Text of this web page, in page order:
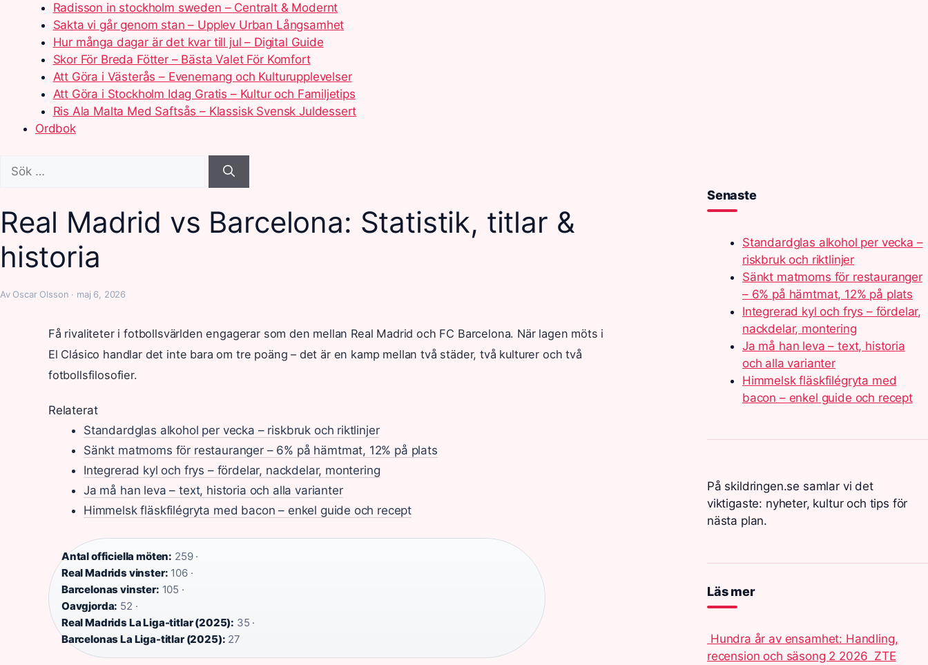
Radisson in stockholm sweden – Centralt & Modernt
Sakta vi går genom stan – Upplev Urban Långsamhet
Hur många dagar är det kvar till jul – Digital Guide
Skor För Breda Fötter – Bästa Valet För Komfort
Att Göra i Västerås – Evenemang och Kulturupplevelser
Att Göra i Stockholm Idag Gratis – Kultur och Familjetips
Ris Ala Malta Med Saftsås – Klassisk Svensk Juldessert
Ordbok
efter:
Real Madrid vs Barcelona: Statistik, titlar &
historia
Av Oscar Olsson · maj 6, 2026
Få rivaliteter i fotbollsvärlden engagerar som den mellan Real Madrid och FC Barcelona. När lagen möts i
El Clásico handlar det inte bara om tre poäng – det är en kamp mellan två städer, två kulturer och två
fotbollsfilosofier.
Relaterat
Standardglas alkohol per vecka – riskbruk och riktlinjer
Sänkt matmoms för restauranger – 6% på hämtmat, 12% på plats
Integrerad kyl och frys – fördelar, nackdelar, montering
Ja må han leva – text, historia och alla varianter
Himmelsk fläskfilégryta med bacon – enkel guide och recept
Antal officiella möten: 259 ·
Real Madrids vinster: 106 ·
Barcelonas vinster: 105 ·
Oavgjorda: 52 ·
Real Madrids La Liga-titlar (2025): 35 ·
Barcelonas La Liga-titlar (2025): 27
Senaste
Standardglas alkohol per vecka –
riskbruk och riktlinjer
Sänkt matmoms för restauranger
– 6% på hämtmat, 12% på plats
Integrerad kyl och frys – fördelar,
nackdelar, montering
Ja må han leva – text, historia
och alla varianter
Himmelsk fläskfilégryta med
bacon – enkel guide och recept
På skildringen.se samlar vi det
viktigaste: nyheter, kultur och tips för
nästa plan.
Läs mer
Hundra år av ensamhet: Handling,
recension och säsong 2 2026 ZTE